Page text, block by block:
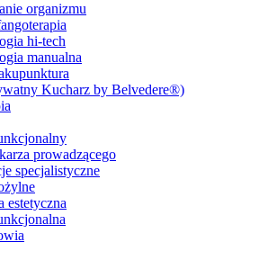
organizmu
hi-tech
manualna
Kucharz by Belvedere®)
prowadzącego
specjalistyczne
estetyczna